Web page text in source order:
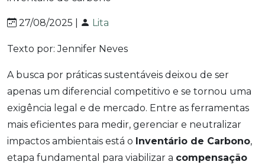
27/08/2025 | Lita
Texto por: Jennifer Neves
A busca por práticas sustentáveis deixou de ser
apenas um diferencial competitivo e se tornou uma
exigência legal e de mercado. Entre as ferramentas
mais eficientes para medir, gerenciar e neutralizar
impactos ambientais está o Inventário de Carbono,
etapa fundamental para viabilizar a compensação